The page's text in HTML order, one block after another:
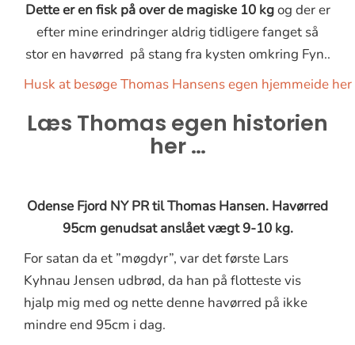
Dette er en fisk på over de magiske 10 kgog der er
efter mine erindringer aldrig tidligere fanget så
stor en havørred på stang fra kysten omkring Fyn..
Husk at besøge Thomas Hansens egen hjemmeide her
Læs Thomas egen historien
her …
Odense Fjord NY PR til Thomas Hansen. Havørred
95cm genudsat anslået vægt 9-10 kg.
For satan da et ”møgdyr”, var det første Lars
Kyhnau Jensen udbrød, da han på flotteste vis
hjalp mig med og nette denne havørred på ikke
mindre end 95cm i dag.